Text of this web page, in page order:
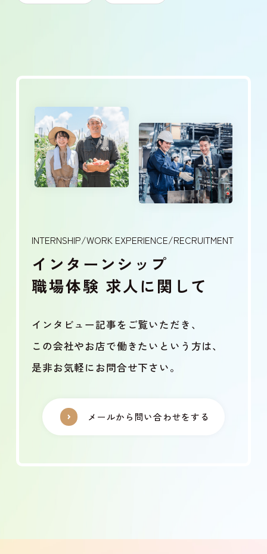
INTERNSHIP/WORK EXPERIENCE/RECRUITMENT
インターンシップ
職場体験 求人に関して
インタビュー記事をご覧いただき、
この会社やお店で働きたいという方は、
是非お気軽にお問合せ下さい。
メールから問い合わせをする